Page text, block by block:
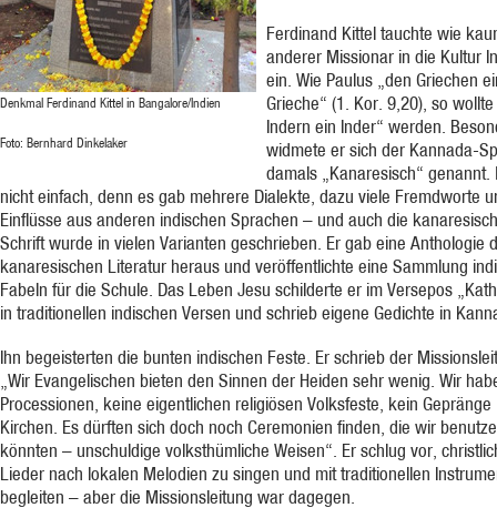
Denkmal Ferdinand Kittel in Bangalore/Indien
Foto: Bernhard Dinkelaker
Ferdinand Kittel tauchte wie
anderer Missionar in die Kultur
ein. Wie Paulus „den Griechen
Grieche“ (1. Kor. 9,20), so
Indern ein Inder“ werden.
widmete er sich der Kannada-
damals „Kanaresisch“ genannt.
nicht einfach, denn es gab mehrere Dialekte, dazu viele Fremdworte
Einflüsse aus anderen indischen Sprachen – und auch die
Schrift wurde in vielen Varianten geschrieben. Er gab eine Anthologie
kanare­sischen Literatur heraus und veröffentlichte eine Sammlung
Fabeln für die Schule. Das Leben Jesu schilderte er im Versepos
in traditionellen indischen Versen und schrieb eigene Gedichte in
Ihn begeisterten die bunten indischen Feste. Er schrieb der
„Wir Evangelischen bieten den Sinnen der Heiden sehr wenig. Wir
Processionen, keine eigentlichen religiösen Volksfeste, kein Gepränge
Kirchen. Es dürften sich doch noch Ceremonien finden, die wir
könnten – unschuldige volksthümliche Weisen“. Er schlug vor,
Lieder nach lokalen Melodien zu singen und mit traditionellen
begleiten – aber die Missionsleitung war dagegen.